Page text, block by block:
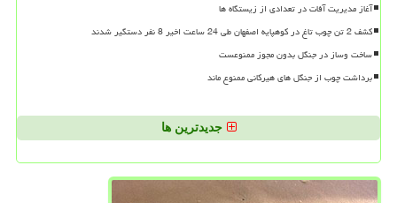
آغاز مدیریت آفات در تعدادی از زیستگاه ها
کشف 2 تن چوب تاغ در کوهپایه اصفهان طی 24 ساعت اخیر 8 نفر دستگیر شدند
ساخت وساز در جنگل بدون مجوز ممنوعست
برداشت چوب از جنگل های هیرکانی ممنوع ماند
جدیدترین ها